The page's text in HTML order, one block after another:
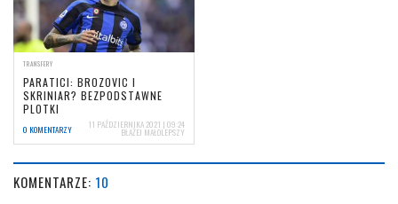
TRANSFERY
PARATICI: BROZOVIC I
SKRINIAR? BEZPODSTAWNE
PLOTKI
0 KOMENTARZY 11 PAŹDZIERNIKA 2021 | 09:24
BŁAŻEJ MAŁOLEPSZY
KOMENTARZE: 10